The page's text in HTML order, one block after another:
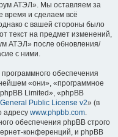
АТЭЛ». Мы оставляем за
время и сделаем всё
с вашей стороны было
текст на предмет изменений,
АТЭЛ» после обновления/
с ними.
обеспечения
«они», «программное
Limited», «phpBB
Public License v2» (в
адресу www.phpbb.com.
обеспечения phpBB строго
конференций, и phpBB